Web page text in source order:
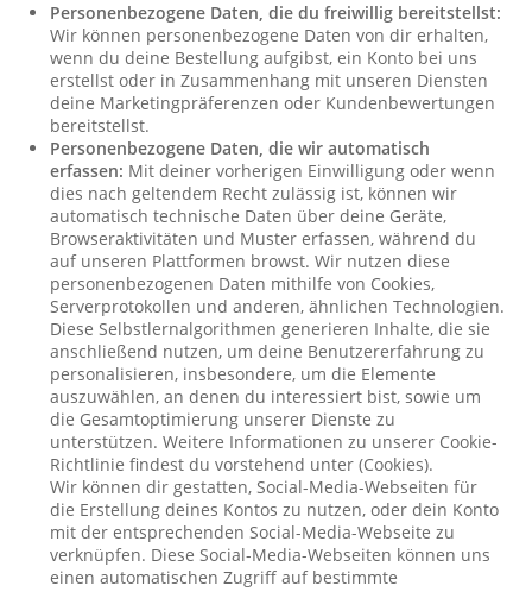
Personenbezogene Daten, die du freiwillig bereitstellst:
Wir können personenbezogene Daten von dir erhalten,
wenn du deine Bestellung aufgibst, ein Konto bei uns
erstellst oder in Zusammenhang mit unseren Diensten
deine Marketingpräferenzen oder Kundenbewertungen
bereitstellst.
Personenbezogene Daten, die wir automatisch
erfassen: Mit deiner vorherigen Einwilligung oder wenn
dies nach geltendem Recht zulässig ist, können wir
automatisch technische Daten über deine Geräte,
Browseraktivitäten und Muster erfassen, während du
auf unseren Plattformen browst. Wir nutzen diese
personenbezogenen Daten mithilfe von Cookies,
Serverprotokollen und anderen, ähnlichen Technologien.
Diese Selbstlernalgorithmen generieren Inhalte, die sie
anschließend nutzen, um deine Benutzererfahrung zu
personalisieren, insbesondere, um die Elemente
auszuwählen, an denen du interessiert bist, sowie um
die Gesamtoptimierung unserer Dienste zu
unterstützen. Weitere Informationen zu unserer Cookie-
Richtlinie findest du vorstehend unter (Cookies).
Wir können dir gestatten, Social-Media-Webseiten für
die Erstellung deines Kontos zu nutzen, oder dein Konto
mit der entsprechenden Social-Media-Webseite zu
verknüpfen. Diese Social-Media-Webseiten können uns
einen automatischen Zugriff auf bestimmte